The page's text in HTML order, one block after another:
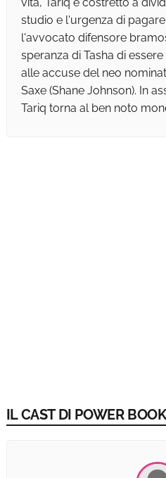
studio e l'urgenza di
l'avvocato difensore
speranza di Tasha di
alle accuse del neo
Saxe (Shane Johnson). In
Tariq torna al ben noto
IL CAST DI POWER